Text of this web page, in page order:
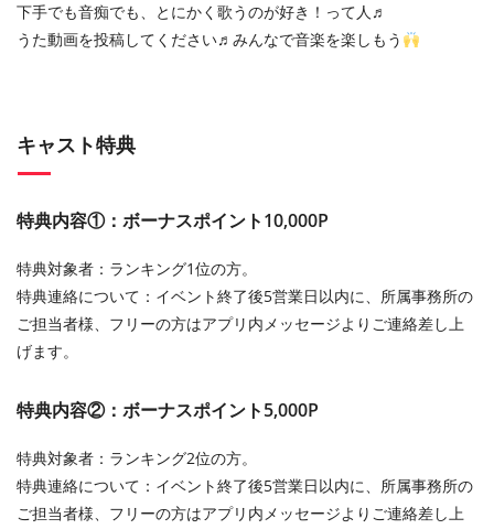
下手でも音痴でも、とにかく歌うのが好き！って人♬
うた動画を投稿してください♬みんなで音楽を楽しもう
キャスト特典
特典内容①：ボーナスポイント10,000P
特典対象者：ランキング1位の方。
特典連絡について：イベント終了後5営業日以内に、所属事務所の
ご担当者様、フリーの方はアプリ内メッセージよりご連絡差し上
げます。
特典内容②：ボーナスポイント5,000P
特典対象者：ランキング2位の方。
特典連絡について：イベント終了後5営業日以内に、所属事務所の
ご担当者様、フリーの方はアプリ内メッセージよりご連絡差し上